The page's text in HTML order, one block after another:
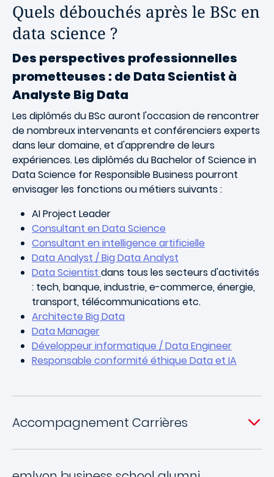
Quels débouchés après le BSc en
data science ?
Des perspectives professionnelles
prometteuses : de Data Scientist à
Analyste Big Data
Les diplômés du BSc auront l'occasion de rencontrer
de nombreux intervenants et conférenciers experts
dans leur domaine, et d'apprendre de leurs
expériences. Les diplômés du Bachelor of Science in
Data Science for Responsible Business pourront
envisager les fonctions ou métiers suivants :
AI Project Leader
Consultant en Data Science
Consultant en intelligence artificielle
Data Analyst / Big Data Analyst
Data Scientist dans tous les secteurs d'activités
: tech, banque, industrie, e-commerce, énergie,
transport, télécommunications etc.
Architecte Big Data
Data Manager
Développeur informatique / Data Engineer
Responsable conformité éthique Data et IA
Accompagnement Carrières